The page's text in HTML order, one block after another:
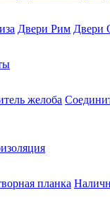
Двери Рим Двери
желоба
планка